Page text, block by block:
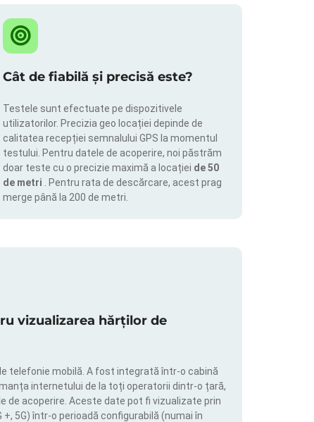
Cât de fiabilă și precisă este?
Testele sunt efectuate pe dispozitivele
utilizatorilor. Precizia geo locației depinde de
calitatea recepției semnalului GPS la momentul
testului. Pentru datele de acoperire, noi păstrăm
doar teste cu o precizie maximă a locației de 50
de metri
. Pentru rata de descărcare, acest prag
merge până la 200 de metri.
vizualizarea hărților de
telefonie mobilă. A fost integrată într-o cabină
internetului de la toți operatorii dintr-o țară,
de acoperire. Aceste date pot fi vizualizate prin
+, 5G) într-o perioadă configurabilă (numai în